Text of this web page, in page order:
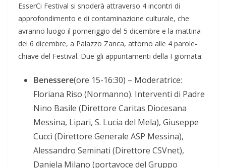
EsserCi Festival si snoderà attraverso 4 incontri di
approfondimento e di contaminazione culturale, che
avranno luogo il pomeriggio del 5 dicembre e la mattina
del 6 dicembre, a Palazzo Zanca, attorno alle 4 parole-
chiave del Festival. Due gli appuntamenti della I giornata:
Benessere(ore 15-16:30) – Moderatrice:
Floriana Riso (Normanno). Interventi di Padre
Nino Basile (Direttore Caritas Diocesana
Messina, Lipari, S. Lucia del Mela), Giuseppe
Cuccì (Direttore Generale ASP Messina),
Alessandro Seminati (Direttore CSVnet),
Daniela Milano (portavoce del Gruppo